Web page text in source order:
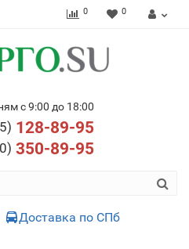
0 0
с 9:00 до 18:00
128-89-95
350-89-95
Доставка по СПб